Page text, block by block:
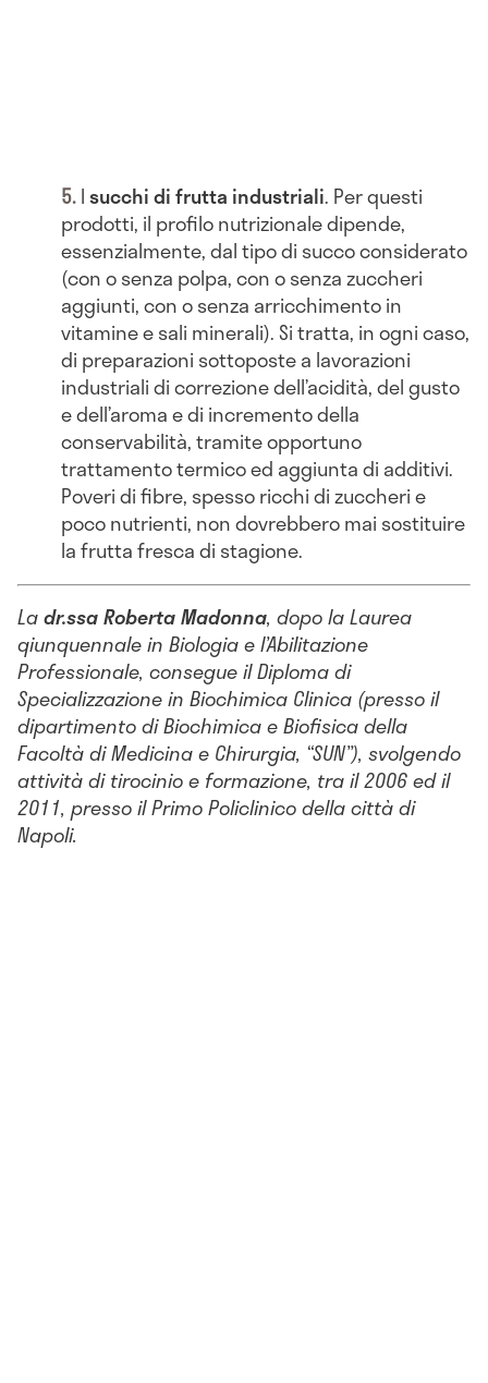
Isucchi di frutta industriali. Per questi
prodotti, il profilo nutrizionale dipende,
essenzialmente, dal tipo di succo considerato
(con o senza polpa, con o senza zuccheri
aggiunti, con o senza arricchimento in
vitamine e sali minerali). Si tratta, in ogni caso,
di preparazioni sottoposte a lavorazioni
industriali di correzione dell’acidità, del gusto
e dell’aroma e di incremento della
conservabilità, tramite opportuno
trattamento termico ed aggiunta di additivi.
Poveri di fibre, spesso ricchi di zuccheri e
poco nutrienti, non dovrebbero mai sostituire
la frutta fresca di stagione.
Ladr.ssa Roberta Madonna, dopo la Laurea
qiunquennale in Biologia e l’Abilitazione
Professionale, consegue il Diploma di
Specializzazione in Biochimica Clinica (presso il
dipartimento di Biochimica e Biofisica della
Facoltà di Medicina e Chirurgia, “SUN”), svolgendo
attività di tirocinio e formazione, tra il 2006 ed il
2011, presso il Primo Policlinico della città di
Napoli.